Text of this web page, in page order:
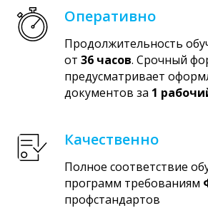
Оперативно
Продолжительность
от 36 часов. Срочный
предусматривает
документов за 1
Качественно
Полное соответствие
программ требованиям
профстандартов